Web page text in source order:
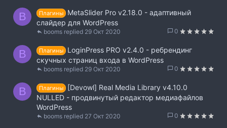
B Плагины
MetaSlider Pro v2.18.0 - адаптивный
слайдер для WordPress
0
29 Окт 2020
booms
B Плагины
LoginPress PRO v2.4.0 - ребрендинг
скучных страниц входа в WordPress
0
29 Окт 2020
booms
B Плагины
[Devowl] Real Media Library v4.10.0
NULLED - продвинутый редактор медиафайлов
WordPress
0
27 Окт 2020
booms